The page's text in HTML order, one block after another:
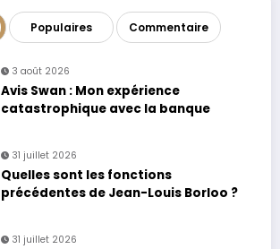
Populaires Commentaire
3 août 2026
Avis Swan : Mon expérience
catastrophique avec la banque
31 juillet 2026
Quelles sont les fonctions
précédentes de Jean-Louis Borloo ?
31 juillet 2026